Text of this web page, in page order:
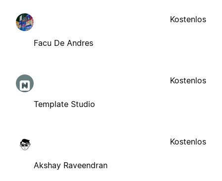
Facu De Andres
Kostenlos
Template Studio
Kostenlos
Akshay Raveendran
Kostenlos